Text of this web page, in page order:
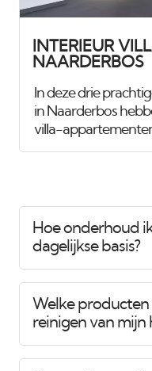
ruimtes
INTERIEUR
NAARDERBOS
In deze drie
in Naarderbos
villa-
Daarnaast
foto's tonen het
appartementen.
andere installaties
alle wanden en
buitenverfkwaliteit
Het houtwerk,
Hoe onderhoud
dagelijkse basis?
Welke producten
reinigen van mijn